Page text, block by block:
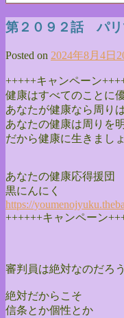
第２０９２話 パリ
Posted on 2024年8月4日
+++++キャンペーン
健康はすべてのことに
あなたが健康なら周り
あなたの健康は周りを
だから健康に生きまし
あなたの健康応得援団
黒にんにく
https://
++++++キャンペーン
審判員は絶対なのだろ
絶対だからこそ
信条とか個性とか